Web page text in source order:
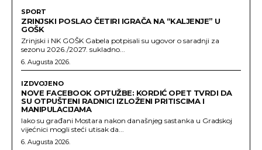
SPORT
ZRINJSKI POSLAO ČETIRI IGRAČA NA “KALJENJE” U
GOŠK
Zrinjski i NK GOŠK Gabela potpisali su ugovor o saradnji za
sezonu 2026./2027. sukladno...
6. Augusta 2026.
IZDVOJENO
NOVE FACEBOOK OPTUŽBE: KORDIĆ OPET TVRDI DA
SU OTPUŠTENI RADNICI IZLOŽENI PRITISCIMA I
MANIPULACIJAMA
Iako su građani Mostara nakon današnjeg sastanka u Gradskoj
vijećnici mogli steći utisak da...
6. Augusta 2026.